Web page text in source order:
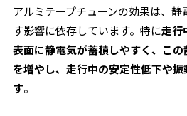
アルミテープチューンの効果は、
す影響に依存しています。特に走行
表面に静電気が蓄積しやすく、こ
を増やし、走行中の安定性低下や
す。